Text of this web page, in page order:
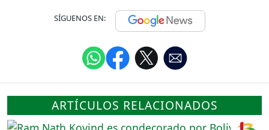
SÍGUENOS EN:
ARTÍCULOS RELACIONADOS